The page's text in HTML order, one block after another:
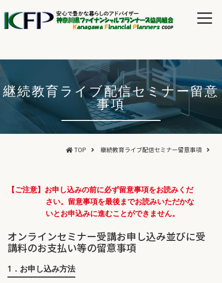
継続教育ライブ配信セミナー留意
事項
TOP 継続教育ライブ配信セミナー留意事項
【ご注意】お申し込みの前に必ず留意事項をお読みくだ
さい。留意事項を最後までお読みいただかな
いとお申込みに進むことができません。
オンラインセミナー受講お申し込み並びに受
講料のお支払い等の留意事項
1．お申し込み方法